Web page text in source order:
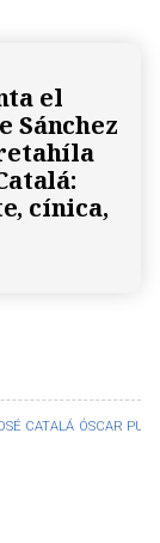
CATALÁ ÓSCAR
el
Sánchez
cínica,